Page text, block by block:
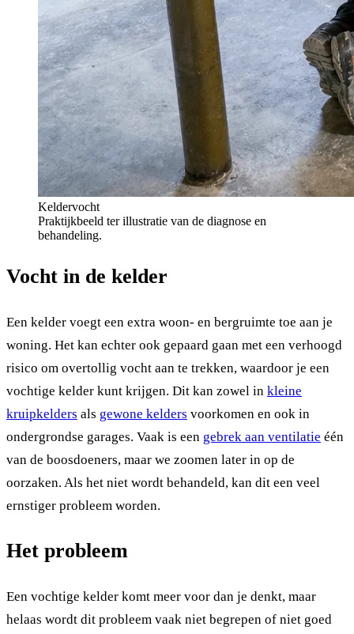
Keldervocht
Praktijkbeeld ter illustratie van de diagnose en
behandeling.
Vocht in de kelder
Een kelder voegt een extra woon- en bergruimte toe aan je
woning. Het kan echter ook gepaard gaan met een verhoogd
risico om overtollig vocht aan te trekken, waardoor je een
vochtige kelder kunt krijgen. Dit kan zowel in kleine
kruipkelders als gewone kelders voorkomen en ook in
ondergrondse garages. Vaak is een gebrek aan ventilatie één
van de boosdoeners, maar we zoomen later in op de
oorzaken. Als het niet wordt behandeld, kan dit een veel
ernstiger probleem worden.
Het probleem
Een vochtige kelder komt meer voor dan je denkt, maar
helaas wordt dit probleem vaak niet begrepen of niet goed